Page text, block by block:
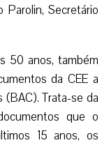
Parolin, Secretário
50 anos, também
da CEE a
Trata-se da
que o
15 anos, os